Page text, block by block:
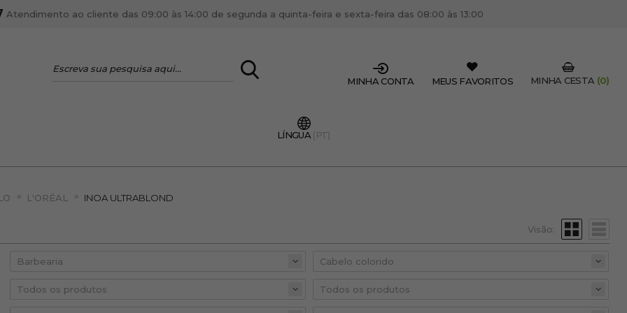
LOGIN
ficar por dentro
CRIAR CONTA PROFISSIONAL
Atendimento ao cliente das 09:00 às 14:00 de segunda a quinta-feira e sexta-feira das 08:00 às 13:00
MINHA CESTA (0)
MEUS FAVORITOS
MINHA CONTA
LÍNGUA (PT)
» L'ORÉAL » INOA ULTRABLOND
Visão: